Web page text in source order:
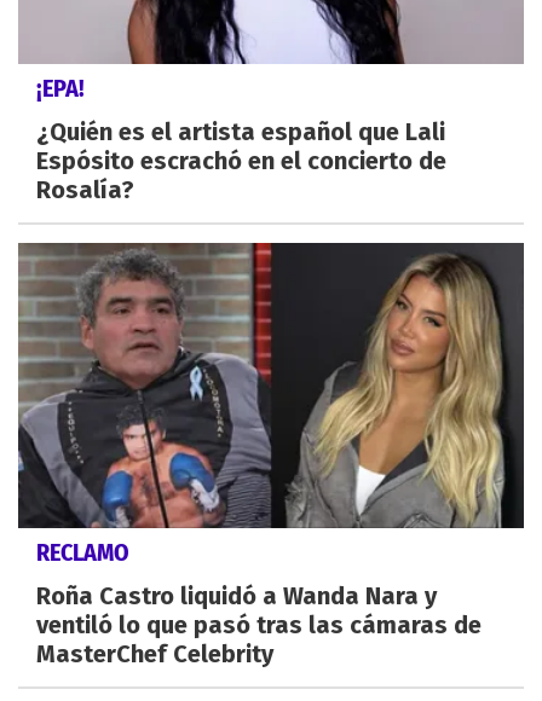
¡EPA!
¿Quién es el artista español que Lali
Espósito escrachó en el concierto de
Rosalía?
RECLAMO
Roña Castro liquidó a Wanda Nara y
ventiló lo que pasó tras las cámaras de
MasterChef Celebrity